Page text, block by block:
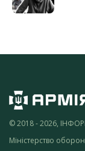
© 2018 - 2026,
Міністерство